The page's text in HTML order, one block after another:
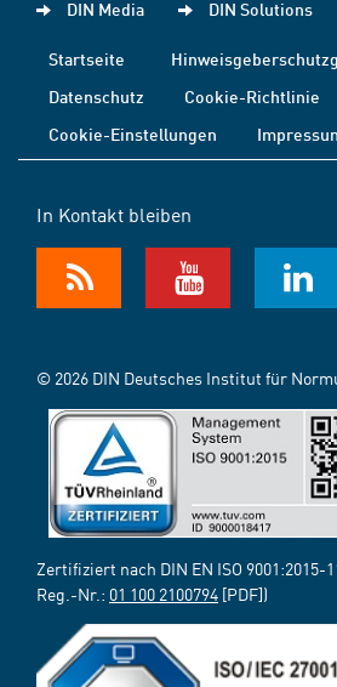
DIN Media DIN Solutions
Startseite
Datenschutz
Cookie-Richtlinie
Cookie-Einstellungen
In Kontakt bleiben
© 2026 DIN Deutsches Institut für
Zertifiziert nach DIN EN ISO 9001:2015-
Reg.-Nr.: 01 100 2100794 [PDF])